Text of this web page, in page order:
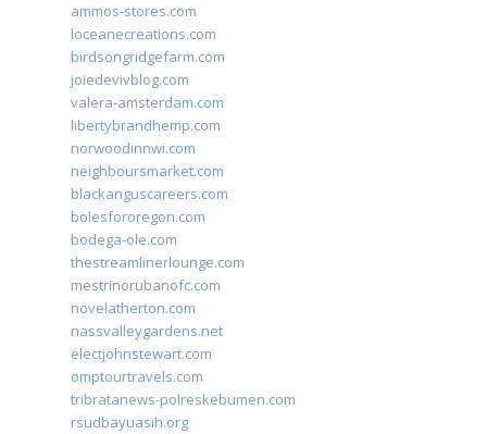
ammos-stores.com
loceanecreations.com
birdsongridgefarm.com
joiedevivblog.com
valera-amsterdam.com
libertybrandhemp.com
norwoodinnwi.com
neighboursmarket.com
blackanguscareers.com
bolesfororegon.com
bodega-ole.com
thestreamlinerlounge.com
mestrinorubanofc.com
novelatherton.com
nassvalleygardens.net
electjohnstewart.com
omptourtravels.com
tribratanews-polreskebumen.com
rsudbayuasih.org